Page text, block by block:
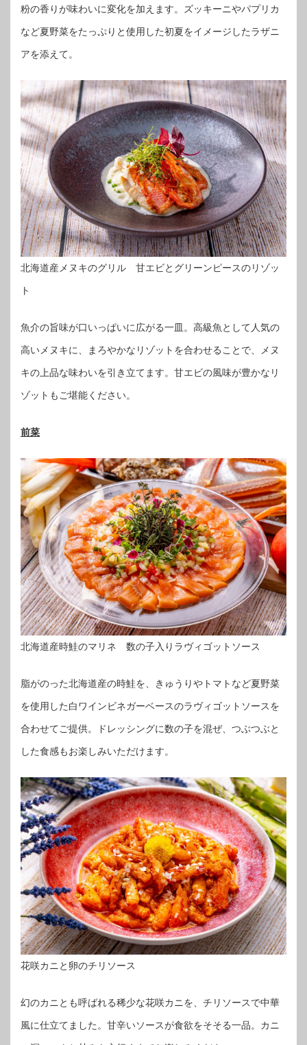
粉の香りが味わいに変化を加えます。ズッキーニやパプリカ
など夏野菜をたっぷりと使用した初夏をイメージしたラザニ
アを添えて。
北海道産メヌキのグリル 甘エビとグリーンピースのリゾッ
ト
魚介の旨味が口いっぱいに広がる一皿。高級魚として人気の
高いメヌキに、まろやかなリゾットを合わせることで、メヌ
キの上品な味わいを引き立てます。甘エビの風味が豊かなリ
ゾットもご堪能ください。
前菜
北海道産時鮭のマリネ 数の子入りラヴィゴットソース
脂がのった北海道産の時鮭を、きゅうりやトマトなど夏野菜
を使用した白ワインビネガーベースのラヴィゴットソースを
合わせてご提供。ドレッシングに数の子を混ぜ、つぶつぶと
した食感もお楽しみいただけます。
花咲カニと卵のチリソース
幻のカニとも呼ばれる稀少な花咲カニを、チリソースで中華
風に仕立てました。甘辛いソースが食欲をそそる一品。カニ